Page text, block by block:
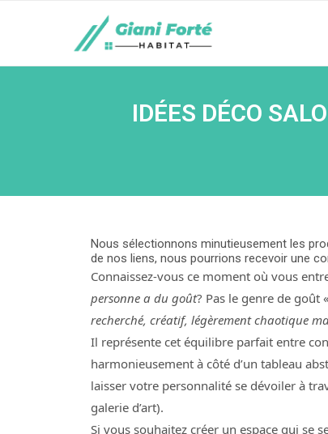
IDÉES DÉCO
Nous sélectionnons minutieusement les
de nos liens, nous pourrions recevoir une
Connaissez-vous ce moment où vous
personne a du goût? Pas le genre de goût
recherché, créatif, légèrement chaotique
Il représente cet équilibre parfait entre
harmonieusement à côté d’un tableau
laisser votre personnalité se dévoiler à
galerie d’art).
Si vous souhaitez créer un espace qui se